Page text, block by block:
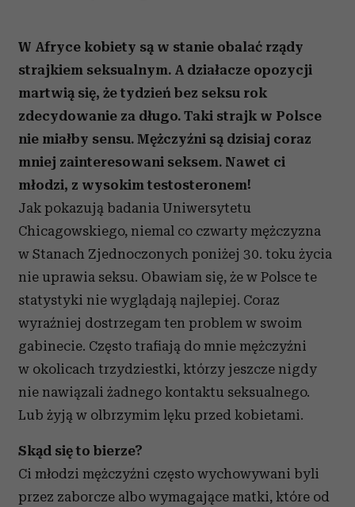
W Afryce kobiety są w stanie obalać rządy
strajkiem seksualnym. A działacze opozycji
martwią się, że tydzień bez seksu rok
zdecydowanie za długo. Taki strajk w Polsce
nie miałby sensu. Mężczyźni są dzisiaj coraz
mniej zainteresowani seksem. Nawet ci
młodzi, z wysokim testosteronem!
Jak pokazują badania Uniwersytetu
Chicagowskiego, niemal co czwarty mężczyzna
w Stanach Zjednoczonych poniżej 30. toku życia
nie uprawia seksu. Obawiam się, że w Polsce te
statystyki nie wyglądają najlepiej. Coraz
wyraźniej dostrzegam ten problem w swoim
gabinecie. Często trafiają do mnie mężczyźni
w okolicach trzydziestki, którzy jeszcze nigdy
nie nawiązali żadnego kontaktu seksualnego.
Lub żyją w olbrzymim lęku przed kobietami.
Skąd się to bierze?
Ci młodzi mężczyźni często wychowywani byli
przez zaborcze albo wymagające matki, które od